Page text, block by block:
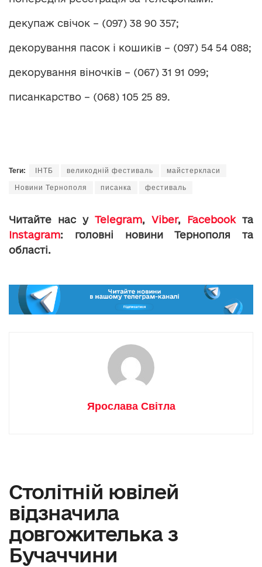
декупаж свічок – (097) 38 90 357;
декорування пасок і кошиків – (097) 54 54 088;
декорування віночків – (067) 31 91 099;
писанкарство – (068) 105 25 89.
Теги: ІНТБ великодній фестиваль майстеркласи
Новини Тернополя писанка фестиваль
Читайте нас у Telegram, Viber, Facebookта
Instagram: головні новини Тернополя та
області.
Ярослава Світла
Столітній ювілей
відзначила
довгожителька з
Бучаччини